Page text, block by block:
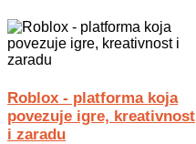
Roblox - platforma koja
povezuje igre, kreativnost
i zaradu